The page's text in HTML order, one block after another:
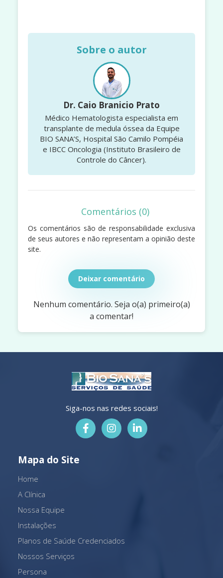
Sobre o autor
Dr. Caio Branicio Prato
Médico Hematologista especialista em
transplante de medula óssea da Equipe
BIO SANA’S, Hospital São Camilo Pompéia
e IBCC Oncologia (Instituto Brasileiro de
Controle do Câncer).
Comentários (0)
Os comentários são de responsabilidade exclusiva
de seus autores e não representam a opinião deste
site.
Deixar comentário
Nenhum comentário. Seja o(a) primeiro(a)
a comentar!
Siga-nos nas redes sociais!
Mapa do Site
Home
A Clínica
Nossa Equipe
Instalações
Planos de Saúde Credenciados
Nossos Serviços
Persona